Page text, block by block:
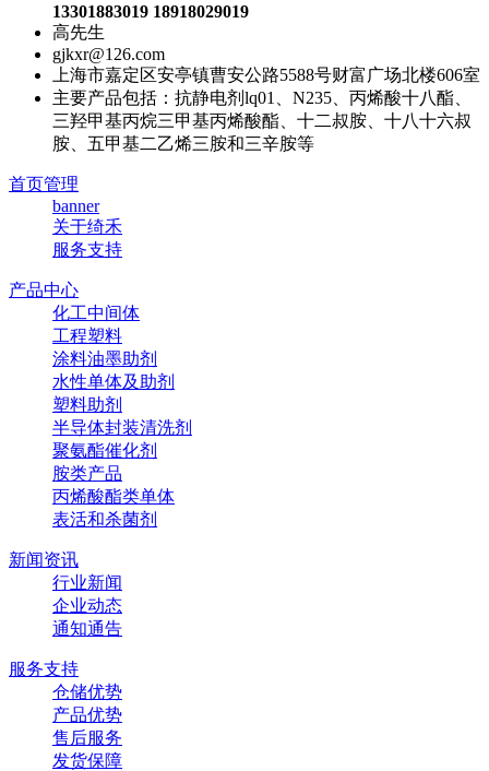
13301883019 18918029019
高先生
gjkxr@126.com
上海市嘉定区安亭镇曹安公路5588号财富广场北楼606室
主要产品包括：抗静电剂lq01、N235、丙烯酸十八酯、
三羟甲基丙烷三甲基丙烯酸酯、十二叔胺、十八十六叔
胺、五甲基二乙烯三胺和三辛胺等
首页管理
banner
关于绮禾
服务支持
产品中心
化工中间体
工程塑料
涂料油墨助剂
水性单体及助剂
塑料助剂
半导体封装清洗剂
聚氨酯催化剂
胺类产品
丙烯酸酯类单体
表活和杀菌剂
新闻资讯
行业新闻
企业动态
通知通告
服务支持
仓储优势
产品优势
售后服务
发货保障